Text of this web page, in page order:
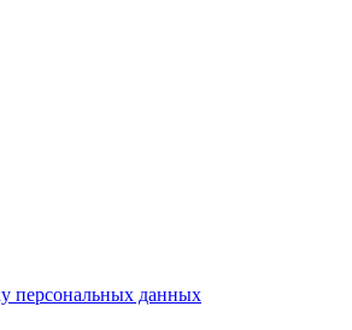
персональных данных